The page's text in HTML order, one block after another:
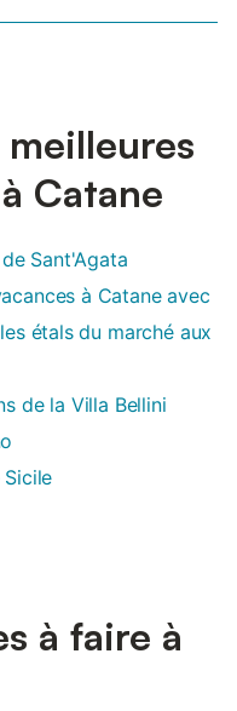
Catane
Sant'Agata
à Catane avec
étals du marché aux
de la Villa Bellini
à faire à